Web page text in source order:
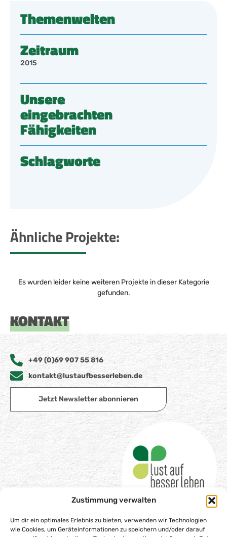
Zustimmung verwalten
Um dir ein optimales Erlebnis zu bieten, verwenden wir Technologien
wie Cookies, um Geräteinformationen zu speichern und/oder darauf
Themenwelten
Zeitraum
2015
Unsere
eingebrachten
Fähigkeiten
Schlagworte
Ähnliche Projekte:
Es wurden leider keine weiteren Projekte in dieser Kategorie
gefunden.
KONTAKT
+49 (0)69 907 55 816
kontakt@lustaufbesserleben.de
Jetzt Newsletter abonnieren